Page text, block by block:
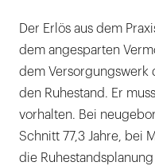
Der Erlös aus dem
dem angesparten
dem Versorgungswerk
den Ruhestand. Er
vorhalten. Bei
Schnitt 77,3 Jahre, bei
die